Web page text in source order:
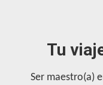
Tu
Ser maestro(a)